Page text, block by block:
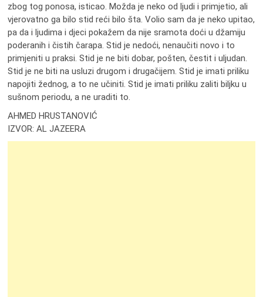
zbog tog ponosa, isticao. Možda je neko od ljudi i primjetio, ali
vjerovatno ga bilo stid reći bilo šta. Volio sam da je neko upitao,
pa da i ljudima i djeci pokažem da nije sramota doći u džamiju
poderanih i čistih čarapa. Stid je nedoći, nenaučiti novo i to
primjeniti u praksi. Stid je ne biti dobar, pošten, čestit i uljudan.
Stid je ne biti na usluzi drugom i drugačijem. Stid je imati priliku
napojiti žednog, a to ne učiniti. Stid je imati priliku zaliti biljku u
sušnom periodu, a ne uraditi to.
AHMED HRUSTANOVIĆ
IZVOR: AL JAZEERA